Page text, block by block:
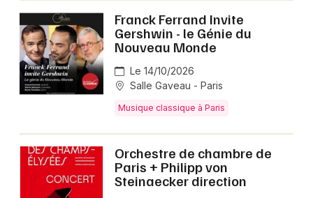
Franck Ferrand Invite
Gershwin - le Génie du
Nouveau Monde
Le 14/10/2026
Salle Gaveau - Paris
Musique classique à Paris
Orchestre de chambre de
Paris + Philipp von
Steinaecker direction